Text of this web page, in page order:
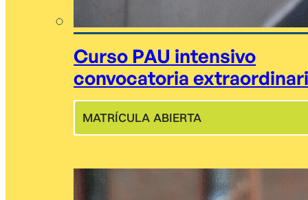
Curso PAU intensivo
convocatoria
MATRÍCULA ABIERTA